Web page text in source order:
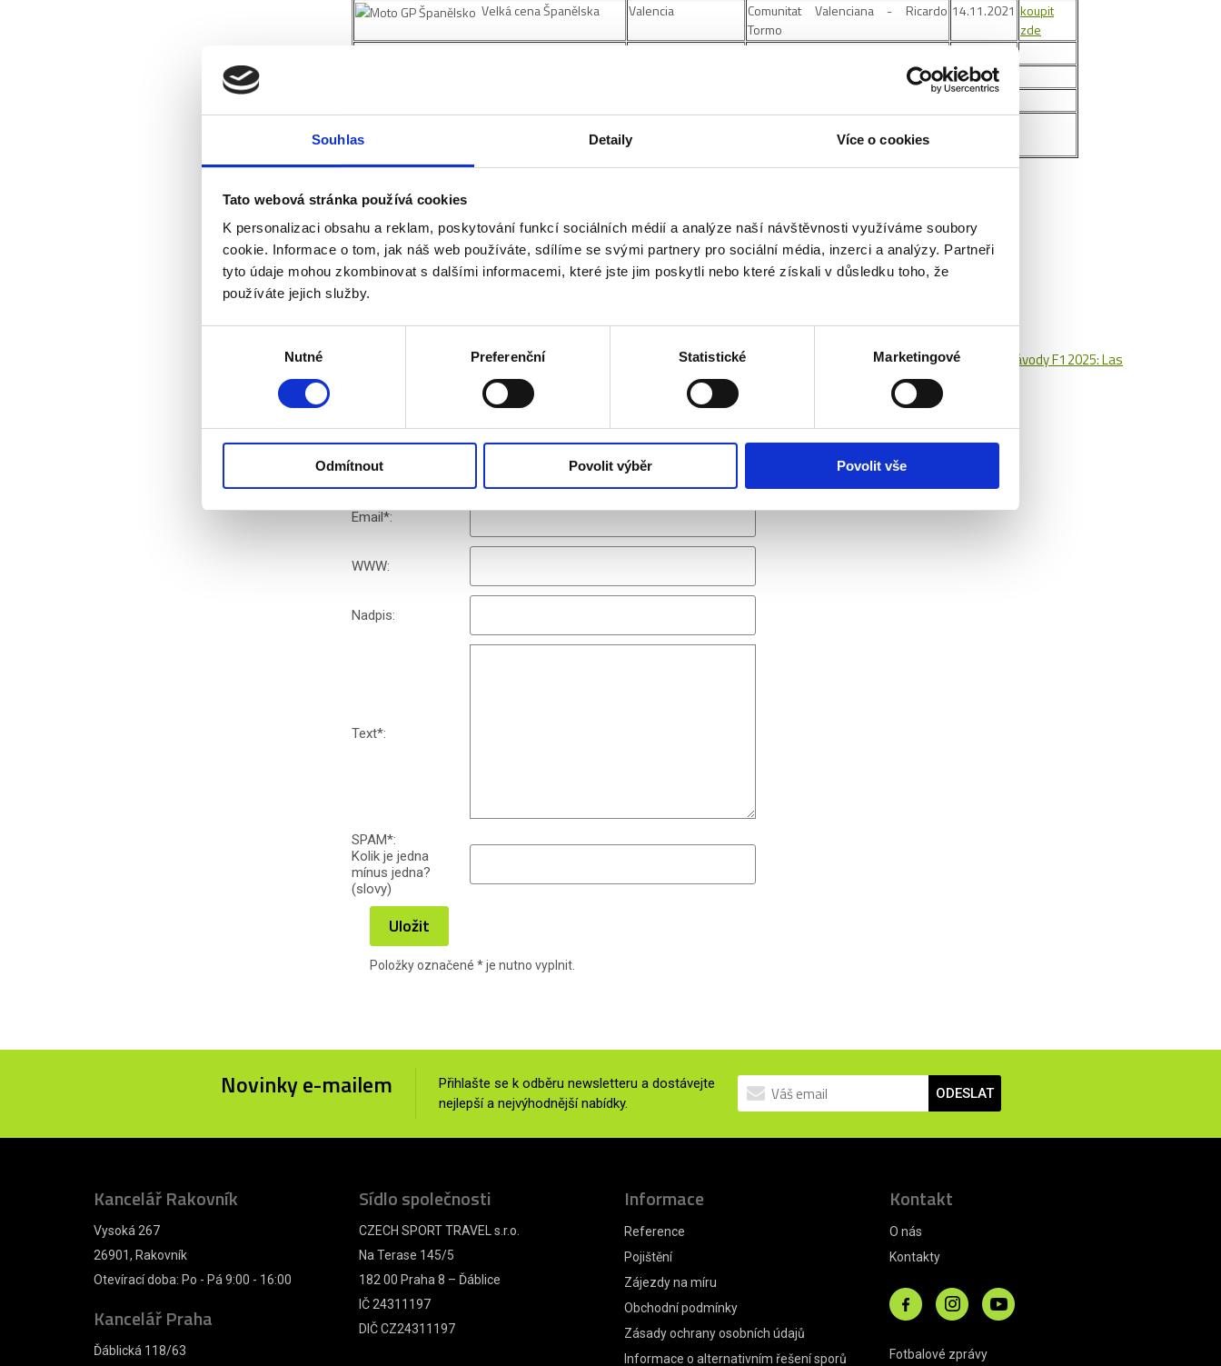
Souhlas Detaily Více o cookies
Tato webová stránka používá cookies
K personalizaci obsahu a reklam, poskytování funkcí sociálních médií a analýze naší návštěvnosti využíváme soubory
cookie. Informace o tom, jak náš web používáte, sdílíme se svými partnery pro sociální média, inzerci a analýzy. Partneři
tyto údaje mohou zkombinovat s dalšími informacemi, které jste jim poskytli nebo které získali v důsledku toho, že
používáte jejich služby.
Nutné Preferenční Statistické Marketingové
Odmítnout Povolit výběr Povolit vše
Velká cena Španělska
Valencia
Comunitat Valenciana - Ricardo
Tormo
14.11.2021 koupit
zde
Indonésie
Hodnocení článku
2
Čtěte také:
Velká cena Brazílie: Nezapomenutelná zastávka Světový pohár v biatlonu v Novém Městě na MoravěPoslední tři závody F1 2025: Las
Vegas, Katar a Abú DhabíSlavné sportovní momenty Valentino Rossi - poslední sezona s legendární "46"?
Diskuze
Jméno
Email*:
WWW:
Nadpis:
Text*:
SPAM*:
Kolik je jedna
mínus jedna?
(slovy)
Uložit
Položky označené *je nutno vyplnit.
Novinky e-mailem
Přihlašte se k odběru newsletteru a dostávejte
nejlepší a nejvýhodnější nabídky.
ODESLAT
Kancelář Rakovník
Vysoká 267
26901, Rakovník
Otevírací doba: Po - Pá 9:00 - 16:00
Kancelář Praha
Ďáblická 118/63
Sídlo společnosti
CZECH SPORT TRAVEL s.r.o.
Na Terase 145/5
182 00 Praha 8 – Ďáblice
IČ 24311197
DIČ CZ24311197
Informace
Reference
Pojištění
Zájezdy na míru
Obchodní podmínky
Zásady ochrany osobních údajů
Informace o alternativním řešení sporů
Kontakt
O nás
Kontakty
Fotbalové zprávy